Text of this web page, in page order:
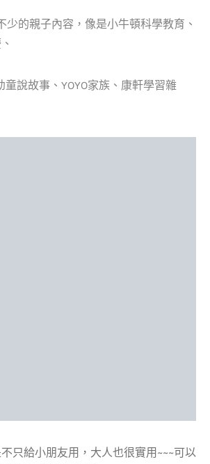
少的親子內容，像是小牛頓科學教育、
說故事、 YOYO家族、康軒學習雜
只給小朋友用，大人也很實用~~~可以